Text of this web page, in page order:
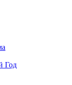
Год